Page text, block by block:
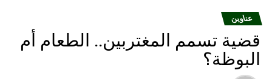
عناوين
قضية تسمم المغتربين.. الطعام أم
البوظة؟